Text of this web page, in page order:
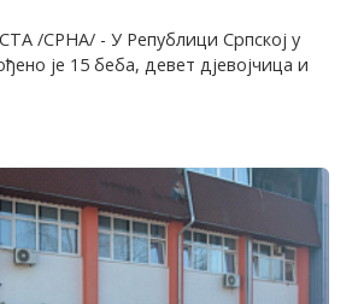
/СРНА/ - У Републици Српској у
је 15 беба, девет дјевојчица и